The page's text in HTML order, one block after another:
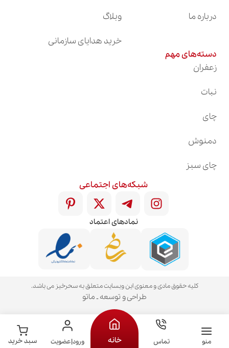
درباره ما وبلاگ
خرید هدایای سازمانی
دسته‌های مهم
زعفران
نبات
چای
دمنوش
چای سبز
شبکه‌های اجتماعی
نمادهای اعتماد
کلیه حقوق مادی و معنوی این وبسایت متعلق به سحرخیز می باشد.
طراحی و توسعه ـ ماتو
منو تماس خانه ورود|عضویت سبد خرید